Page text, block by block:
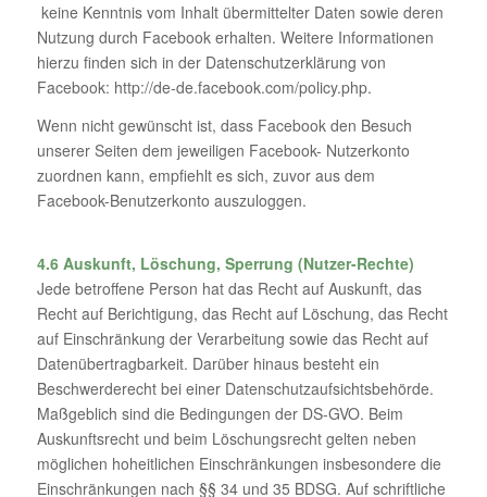
keine Kenntnis vom Inhalt übermittelter Daten sowie deren
Nutzung durch Facebook erhalten. Weitere Informationen
hierzu finden sich in der Datenschutzerklärung von
Facebook: http://de-de.facebook.com/policy.php.
Wenn nicht gewünscht ist, dass Facebook den Besuch
unserer Seiten dem jeweiligen Facebook- Nutzerkonto
zuordnen kann, empfiehlt es sich, zuvor aus dem
Facebook-Benutzerkonto auszuloggen.
4.6 Auskunft, Löschung, Sperrung (Nutzer-Rechte)
Jede betroffene Person hat das Recht auf Auskunft, das
Recht auf Berichtigung, das Recht auf Löschung, das Recht
auf Einschränkung der Verarbeitung sowie das Recht auf
Datenübertragbarkeit. Darüber hinaus besteht ein
Beschwerderecht bei einer Datenschutzaufsichtsbehörde.
Maßgeblich sind die Bedingungen der DS-GVO. Beim
Auskunftsrecht und beim Löschungsrecht gelten neben
möglichen hoheitlichen Einschränkungen insbesondere die
Einschränkungen nach §§ 34 und 35 BDSG. Auf schriftliche